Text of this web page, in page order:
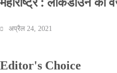
अप्रैल 24, 2021
Editor's Choice